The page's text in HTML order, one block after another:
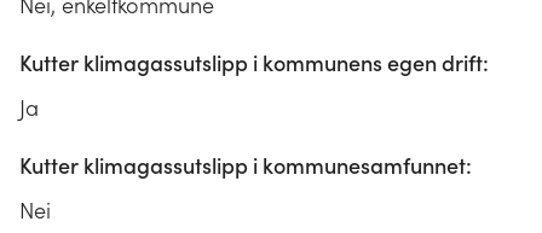
Kutter klimagassutslipp i kommunens egen drift:
Ja
Kutter klimagassutslipp i kommunesamfunnet:
Nei